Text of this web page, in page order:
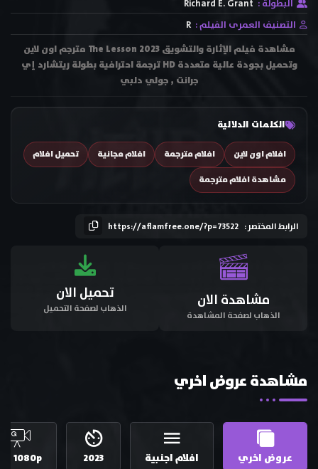
البطولة : Richard E. Grant
التصنيف العمرى الفيلم : R
مشاهدة فيلم الإثارة والتشويق The Lesson 2023 مترجم اون لاين
وتحميل بجودة عالية متعددة HD ترجمة احترافية بطولة ريتشارد إي
جرانت , جولي دلبي
الكلمات الدلالية
افلام اون لاين افلام مترجمة افلام مجانية
تحميل افلام
مشاهدة افلام مترجمة
الرابط المختصر : https://aflamfree.one/?p=73522
مشاهدة الان
الذهاب لصفحة المشاهدة
تحميل الان
الذهاب لصفحة التحميل
مشاهدة عروض اخري
عروض اخري افلام اجنبية 2023
1080p